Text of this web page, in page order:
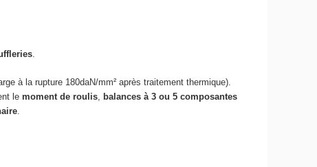
.
à la rupture 180daN/mm² après traitement thermique).
lemoment de roulis balances à 3 ou 5 composantes